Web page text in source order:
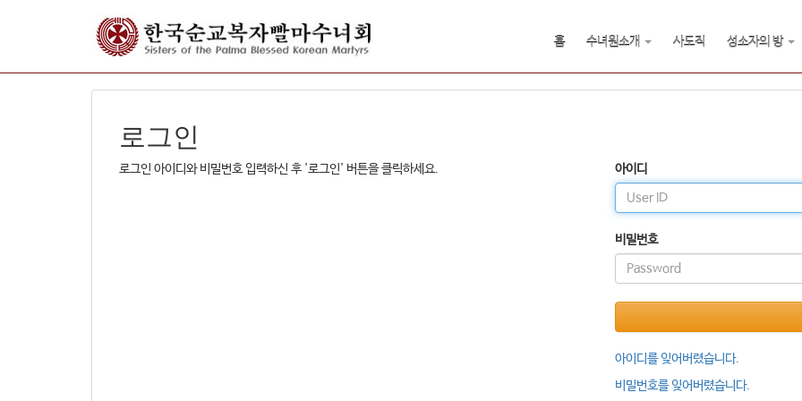
홈 수녀원소개 사도직 성소자의 방
로그인
로그인 아이디와 비밀번호 입력하신 후 '로그인' 버튼을 클릭하세요. 아이디
비밀번호
아이디를 잊어버렸습니다.
비밀번호를 잊어버렸습니다.